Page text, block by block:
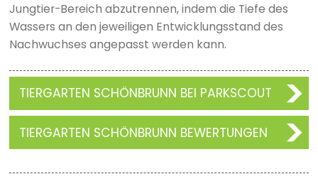
Jungtier-Bereich abzutrennen, indem die Tiefe des
Wassers an den jeweiligen Entwicklungsstand des
Nachwuchses angepasst werden kann.
TIERGARTEN SCHÖNBRUNN BEI PARKSCOUT
TIERGARTEN SCHÖNBRUNN BEWERTUNGEN